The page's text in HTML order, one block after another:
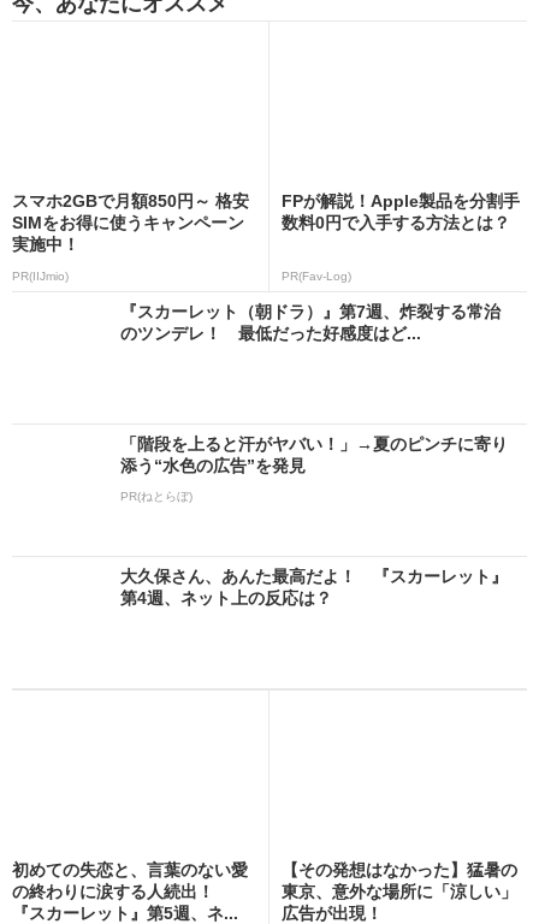
スマホ2GBで月額850円～ 格安
SIMをお得に使うキャンペーン
実施中！
PR(IIJmio)
FPが解説！Apple製品を分割手
数料0円で入手する方法とは？
PR(Fav-Log)
『スカーレット（朝ドラ）』第7週、炸裂する常治
のツンデレ！ 最低だった好感度はど...
「階段を上ると汗がヤバい！」→夏のピンチに寄り
添う“水色の広告”を発見
PR(ねとらぼ)
大久保さん、あんた最高だよ！ 『スカーレット』
第4週、ネット上の反応は？
初めての失恋と、言葉のない愛
の終わりに涙する人続出！
『スカーレット』第5週、ネ...
【その発想はなかった】猛暑の
東京、意外な場所に「涼しい」
広告が出現！